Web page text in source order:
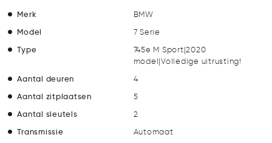
Merk BMW
Model 7 Serie
Type
745e M Sport|2020
model|Volledige uitrusting!
Aantal deuren 4
Aantal zitplaatsen 5
Aantal sleutels 2
Transmissie Automaat